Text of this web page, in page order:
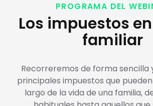
PROGRAMA DEL
Los impuestos
familiar
Recorreremos de forma sencilla
principales impuestos que
largo de la vida de una familia,